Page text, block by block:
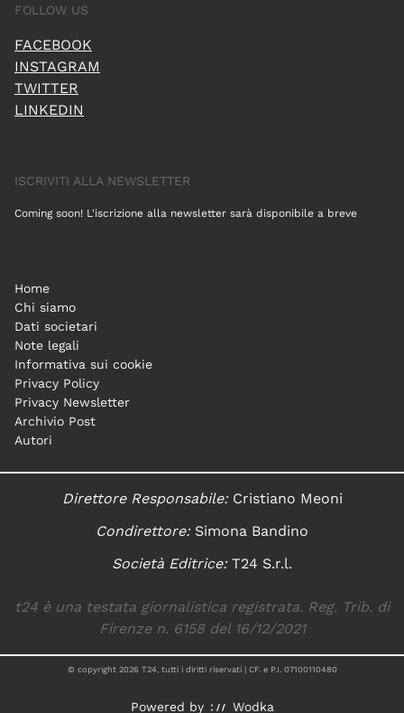
FOLLOW US
FACEBOOK
INSTAGRAM
TWITTER
LINKEDIN
ISCRIVITI ALLA NEWSLETTER
Coming soon! L'iscrizione alla newsletter sarà disponibile a breve
Home
Chi siamo
Dati societari
Note legali
Informativa sui cookie
Privacy Policy
Privacy Newsletter
Archivio Post
Autori
Direttore Responsabile:Cristiano Meoni
Condirettore:Simona Bandino
Società Editrice:T24 S.r.l.
t24 è una testata giornalistica registrata. Reg. Trib. di
Firenze n. 6158 del 16/12/2021
© copyright 2026 T24, tutti i diritti riservati | CF. e P.I. 07100110480
Powered by Wodka